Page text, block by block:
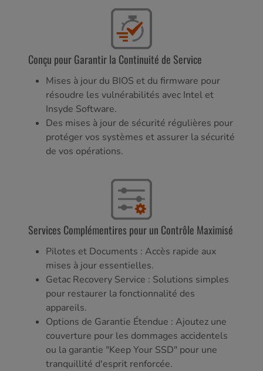
Conçu pour Garantir la Continuité de Service
Mises à jour du BIOS et du firmware pour
résoudre les vulnérabilités avec Intel et
Insyde Software.
Des mises à jour de sécurité régulières pour
protéger vos systèmes et assurer la sécurité
de vos opérations.
Services Complémentires pour un Contrôle Maximisé
Pilotes et Documents : Accès rapide aux
mises à jour essentielles.
Getac Recovery Service : Solutions simples
pour restaurer la fonctionnalité des
appareils.
Options de Garantie Étendue : Ajoutez une
couverture pour les dommages accidentels
ou la garantie "Keep Your SSD" pour une
tranquillité d'esprit renforcée.